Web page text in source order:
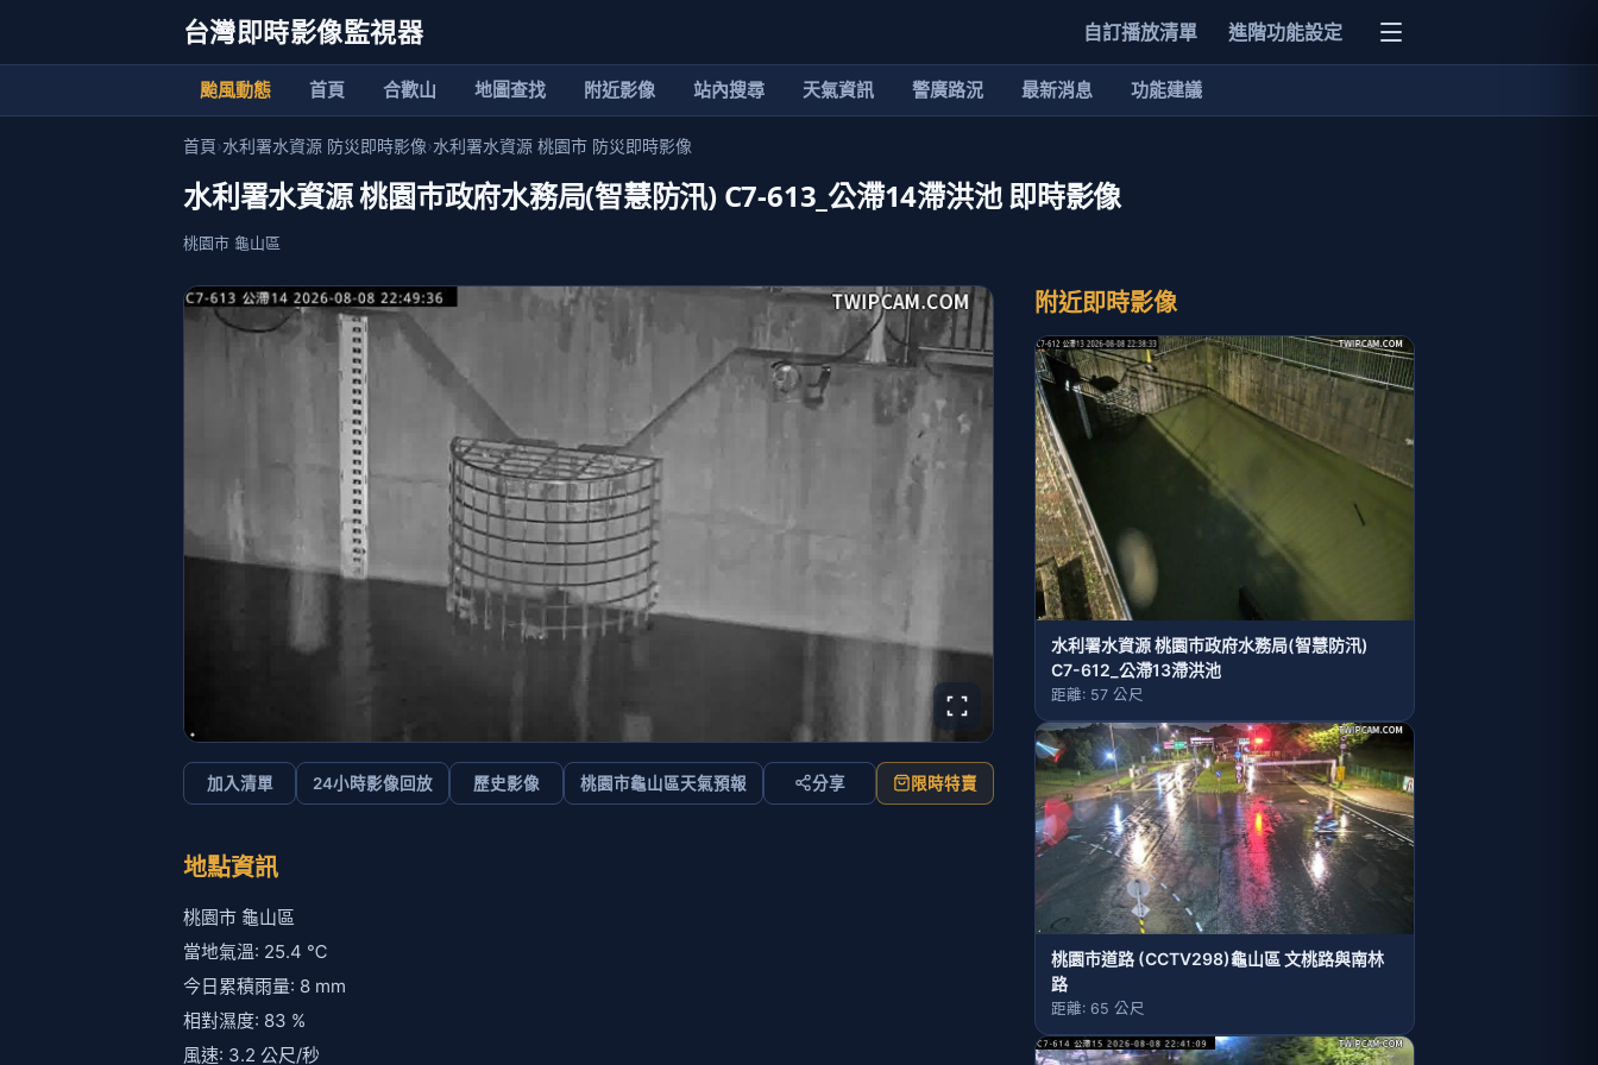
台灣即時影像監視器 自訂播放清單 進階功能設定
颱風動態 首頁 合歡山 地圖查找 附近影像 站內搜尋 天氣資訊 警廣路況 最新消息 功能建議
首頁›水利署水資源 防災即時影像›水利署水資源 桃園市 防災即時影像
水利署水資源 桃園巿政府水務局(智慧防汛) C7-613_公滯14滯洪池 即時影像
桃園市 龜山區
加入清單 24小時影像回放 歷史影像 桃園市龜山區天氣預報 分享 限時特賣
地點資訊
桃園市 龜山區
當地氣溫: 25.4 ℃
今日累積雨量: 8 mm
相對濕度: 83 %
風速: 3.2 公尺/秒
附近即時影像
水利署水資源 桃園巿政府水務局(智慧防汛)
C7-612_公滯13滯洪池
距離: 57 公尺
桃園市道路 (CCTV298)龜山區 文桃路與南林
路
距離: 65 公尺